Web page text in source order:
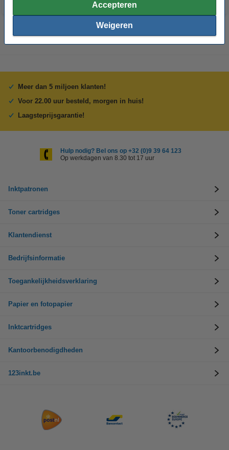
Accepteren
Weigeren
Meer dan 5 miljoen klanten!
Voor 22.00 uur besteld, morgen in huis!
Laagsteprijsgarantie!
Hulp nodig? Bel ons op +32 (0)9 39 64 123
Op werkdagen van 8.30 tot 17 uur
Inktpatronen
Toner cartridges
Klantendienst
Bedrijfsinformatie
Toegankelijkheidsverklaring
Papier en fotopapier
Inktcartridges
Kantoorbenodigdheden
123inkt.be